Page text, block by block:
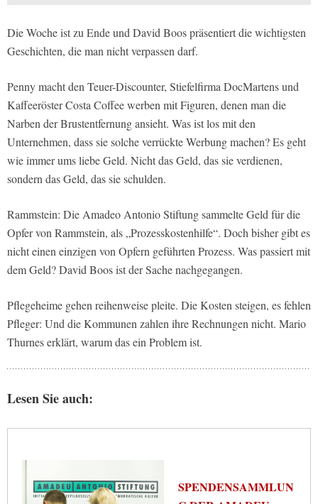
Die Woche ist zu Ende und David Boos präsentiert die wichtigsten
Geschichten, die man nicht verpassen darf.
Penny macht den Teuer-Discounter, Stiefelfirma DocMartens und
Kaffeeröster Costa Coffee werben mit Figuren, denen man die
Narben der Brustentfernung ansieht. Was ist los mit den
Unternehmen, dass sie solche verrückte Werbung machen? Es geht
wie immer ums liebe Geld. Nicht das Geld, das sie verdienen,
sondern das Geld, das sie schulden.
Rammstein: Die Amadeo Antonio Stiftung sammelte Geld für die
Opfer von Rammstein, als „Prozesskostenhilfe“. Doch bisher gibt es
nicht einen einzigen von Opfern geführten Prozess. Was passiert mit
dem Geld? David Boos ist der Sache nachgegangen.
Pflegeheime gehen reihenweise pleite. Die Kosten steigen, es fehlen
Pfleger: Und die Kommunen zahlen ihre Rechnungen nicht. Mario
Thurnes erklärt, warum das ein Problem ist.
Lesen Sie auch:
SPENDENSAMMLUN